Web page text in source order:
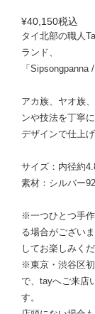
¥40,150税込
タイ北部の職人
ランド、
「Sipsongpanna
アカ族、ヤオ族
ンや技法を丁寧
デザインで仕上
サイズ：内径約
素材：シルバー
※一つひとつ手
る場合がござい
してお楽しみくだ
※東京・渋谷区
で、tayへご来店
す。